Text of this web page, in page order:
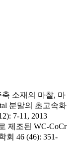
소재의 마찰, 마
분말의 초고속화
7-11, 2013
제조된 WC-CoCr
회 46 (46): 351-